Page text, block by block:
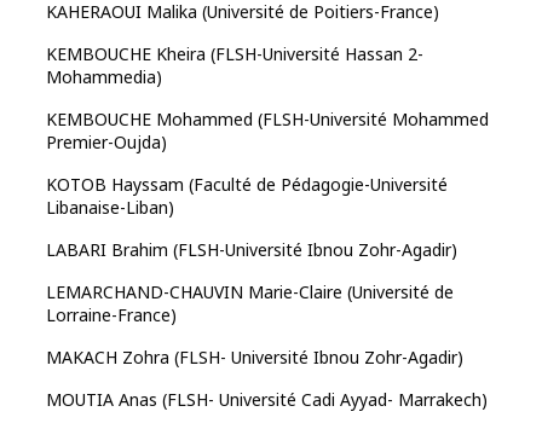
KAHERAOUI Malika (Université de Poitiers-France)
KEMBOUCHE Kheira (FLSH-Université Hassan 2-
Mohammedia)
KEMBOUCHE Mohammed (FLSH-Université Mohammed
Premier-Oujda)
KOTOB Hayssam (Faculté de Pédagogie-Université
Libanaise-Liban)
LABARI Brahim (FLSH-Université Ibnou Zohr-Agadir)
LEMARCHAND-CHAUVIN Marie-Claire (Université de
Lorraine-France)
MAKACH Zohra (FLSH- Université Ibnou Zohr-Agadir)
MOUTIA Anas (FLSH- Université Cadi Ayyad- Marrakech)